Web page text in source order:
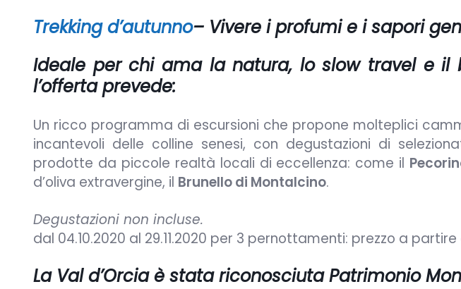
Trekking d’autunno– Vivere i profumi e i sapori
Ideale per chi ama la natura, lo slow travel e il
l’offerta prevede:
Un ricco programma di escursioni che propone molteplici
incantevoli delle colline senesi, con degustazioni di
prodotte da piccole realtà locali di eccellenza: come il
d’oliva extravergine, il Brunello di Montalcino.
Degustazioni non incluse.
dal 04.10.2020 al 29.11.2020 per 3 pernottamenti: prezzo a
La Val d’Orcia è stata riconosciuta Patrimonio